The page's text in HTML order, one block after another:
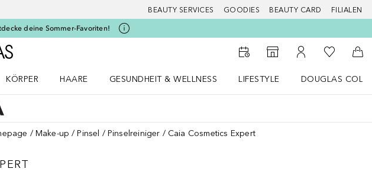
BEAUTY SERVICES GOODIES BEAUTY CARD FILIALEN
deine Sommer-Favoriten!
Zur Douglas Startseite
Zum Storefinder
Zu Meinem
Zu Meiner
KÖRPER
HAARE
GESUNDHEIT & WELLNESS
LIFESTYLE
DOUGLAS
Make-up Pinsel Pinselreiniger Caia Cosmetics Expert